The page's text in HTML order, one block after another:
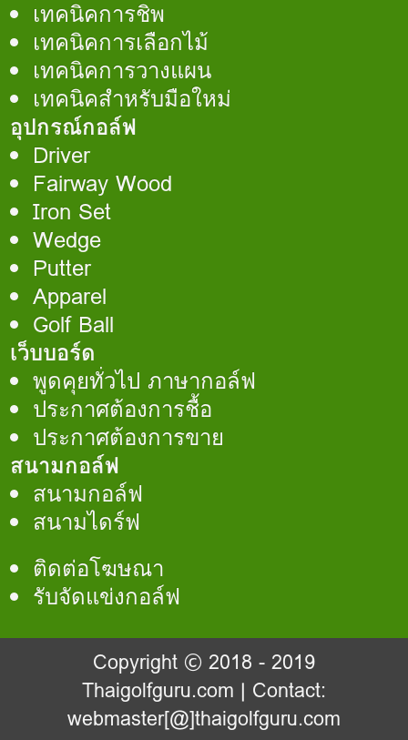
เทคนิคการชิพ
เทคนิคการเลือกไม้
เทคนิคการวางแผน
เทคนิคสำหรับมือใหม่
อุปกรณ์กอล์ฟ
Driver
Fairway Wood
Iron Set
Wedge
Putter
Apparel
Golf Ball
เว็บบอร์ด
พูดคุยทั่วไป ภาษากอล์ฟ
ประกาศต้องการชื้อ
ประกาศต้องการขาย
สนามกอล์ฟ
สนามกอล์ฟ
สนามไดร์ฟ
ติดต่อโฆษณา
รับจัดแข่งกอล์ฟ
Copyright © 2018 - 2019
Thaigolfguru.com | Contact:
webmaster[@]thaigolfguru.com